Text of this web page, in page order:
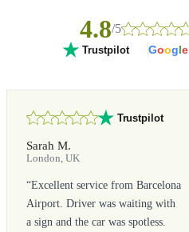
4.8/5
Trustpilot Google
Trustpilot
Sarah M.
London, UK
“Excellent service from Barcelona
Airport. Driver was waiting with
a sign and the car was spotless.